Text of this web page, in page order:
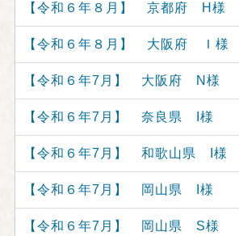
【令和６年８月】 京都府 H様
【令和６年８月】 大阪府 Ｉ様
【令和６年7月】 大阪府 N様
【令和６年7月】 奈良県 I様
【令和６年7月】 和歌山県 I様
【令和６年7月】 岡山県 I様
【令和６年7月】 岡山県 S様